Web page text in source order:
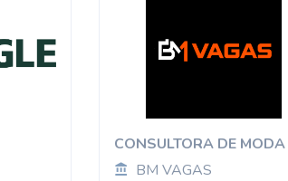
CONSULTORA DE MODA
BM VAGAS